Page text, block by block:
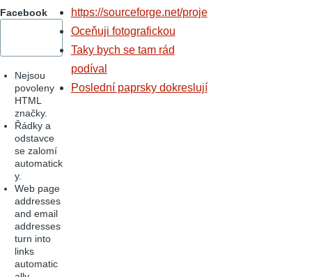
Facebook
Nejsou
povoleny
HTML
značky.
Řádky a
odstavce
se zalomí
automatick
y.
Web page
addresses
and email
addresses
turn into
links
automatic
https://sourceforge.net/proje
Oceňuji fotografickou
Taky bych se tam rád
podíval
Poslední paprsky dokreslují